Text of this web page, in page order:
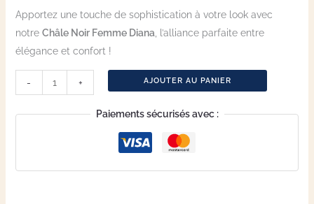
Apportez une touche de sophistication à votre look avec
notre Châle Noir Femme Diana, l’alliance parfaite entre
élégance et confort !
- + AJOUTER AU PANIER
Paiements sécurisés avec :